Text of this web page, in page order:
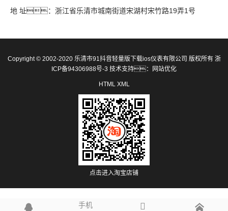
地 址：浙江省乐清市城南街道宋湖村宋竹路19弄1号
手机
Copyright © 2002-2020 乐清市91抖音轻量版下载ios仪表有限公司 版权所有 浙
ICP备94306988号-3 技术支持： 网站优化
HTML XML
点击进入淘宝店铺